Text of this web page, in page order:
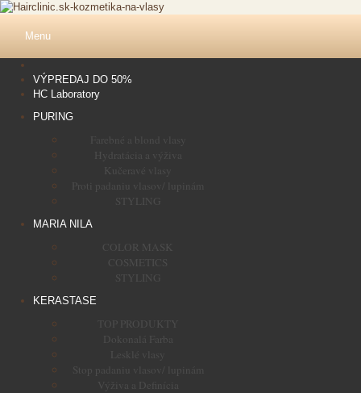
Menu
VÝPREDAJ DO 50%
HC Laboratory
PURING
Farebné a blond vlasy
Hydratácia a výživa
Kučeravé vlasy
Proti padaniu vlasov/ lupinám
STYLING
MARIA NILA
COLOR MASK
COSMETICS
STYLING
KERASTASE
TOP PRODUKTY
Dokonalá Farba
Lesklé vlasy
Stop padaniu vlasov/ lupinám
Výživa a Definícia